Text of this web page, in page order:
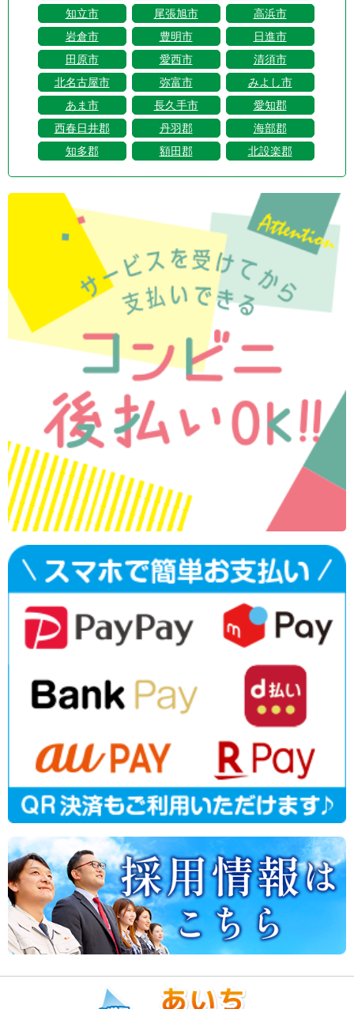
知立市
尾張旭市
高浜市
岩倉市
豊明市
日進市
田原市
愛西市
清須市
北名古屋市
弥富市
みよし市
あま市
長久手市
愛知郡
西春日井郡
丹羽郡
海部郡
知多郡
額田郡 北設楽郡